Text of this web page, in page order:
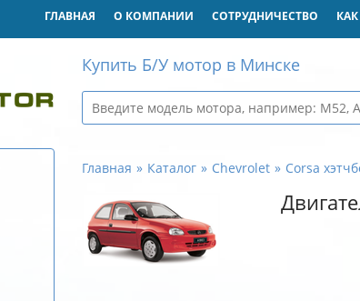
ГЛАВНАЯ О КОМПАНИИ СОТРУДНИЧЕСТВО
Купить Б/У мотор в Минске
Главная Каталог Chevrolet Corsa